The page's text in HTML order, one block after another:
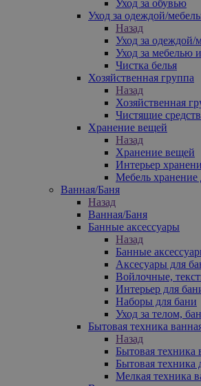
Уход за обувью
Уход за одеждой/
Назад
Уход за одеждой/
Уход за мебелью
Чистка белья
Хозяйственная группа
Назад
Хозяйственная
Чистящие
Хранение вещей
Назад
Хранение вещей
Интерьер
Мебель хранение
Ванная/Баня
Назад
Ванная/Баня
Банные аксессуары
Назад
Банные
Аксесуары для
Войлочные,
Интерьер для
Наборы для бани
Уход за телом,
Бытовая техника
Назад
Бытовая техника
Бытовая техника
Мелкая техника